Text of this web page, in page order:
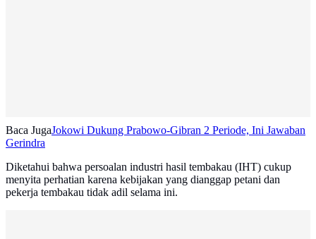
Baca JugaJokowi Dukung Prabowo-Gibran 2 Periode, Ini Jawaban
Gerindra
Diketahui bahwa persoalan industri hasil tembakau (IHT) cukup
menyita perhatian karena kebijakan yang dianggap petani dan
pekerja tembakau tidak adil selama ini.